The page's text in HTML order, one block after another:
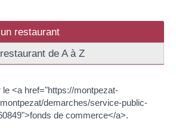
restaurant
de A à Z
<a href="https://montpezat-
demarches/service-public-
de commerce</a>.